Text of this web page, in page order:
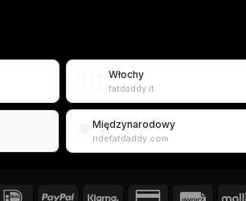
Włochy
fatdaddy.it
Międzynarodowy
ridefatdaddy.com